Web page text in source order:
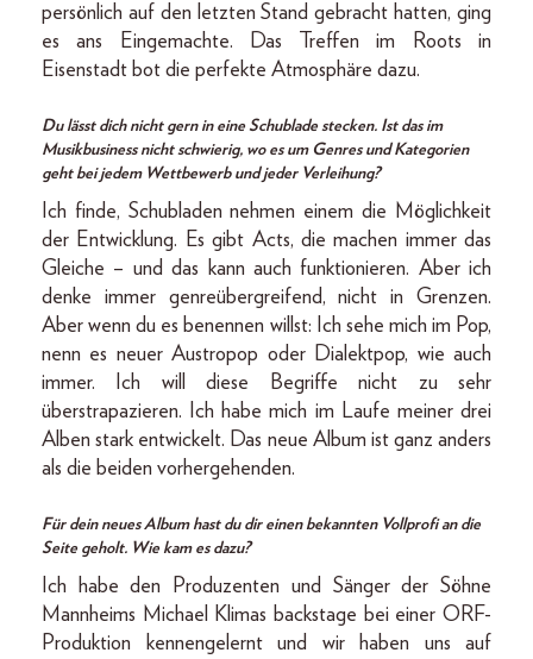
persönlich auf den letzten Stand gebracht hatten, ging
es ans Eingemachte. Das Treffen im Roots in
Eisenstadt bot die perfekte Atmosphäre dazu.
Du lässt dich nicht gern in eine Schublade stecken. Ist das im
Musikbusiness nicht schwierig, wo es um Genres und Kategorien
geht bei jedem Wettbewerb und jeder Verleihung?
Ich finde, Schubladen nehmen einem die Möglichkeit
der Entwicklung. Es gibt Acts, die machen immer das
Gleiche – und das kann auch funktionieren. Aber ich
denke immer genreübergreifend, nicht in Grenzen.
Aber wenn du es benennen willst: Ich sehe mich im Pop,
nenn es neuer Austropop oder Dialektpop, wie auch
immer. Ich will diese Begriffe nicht zu sehr
überstrapazieren. Ich habe mich im Laufe meiner drei
Alben stark entwickelt. Das neue Album ist ganz anders
als die beiden vorhergehenden.
Für dein neues Album hast du dir einen bekannten Vollprofi an die
Seite geholt. Wie kam es dazu?
Ich habe den Produzenten und Sänger der Söhne
Mannheims Michael Klimas backstage bei einer ORF-
Produktion kennengelernt und wir haben uns auf